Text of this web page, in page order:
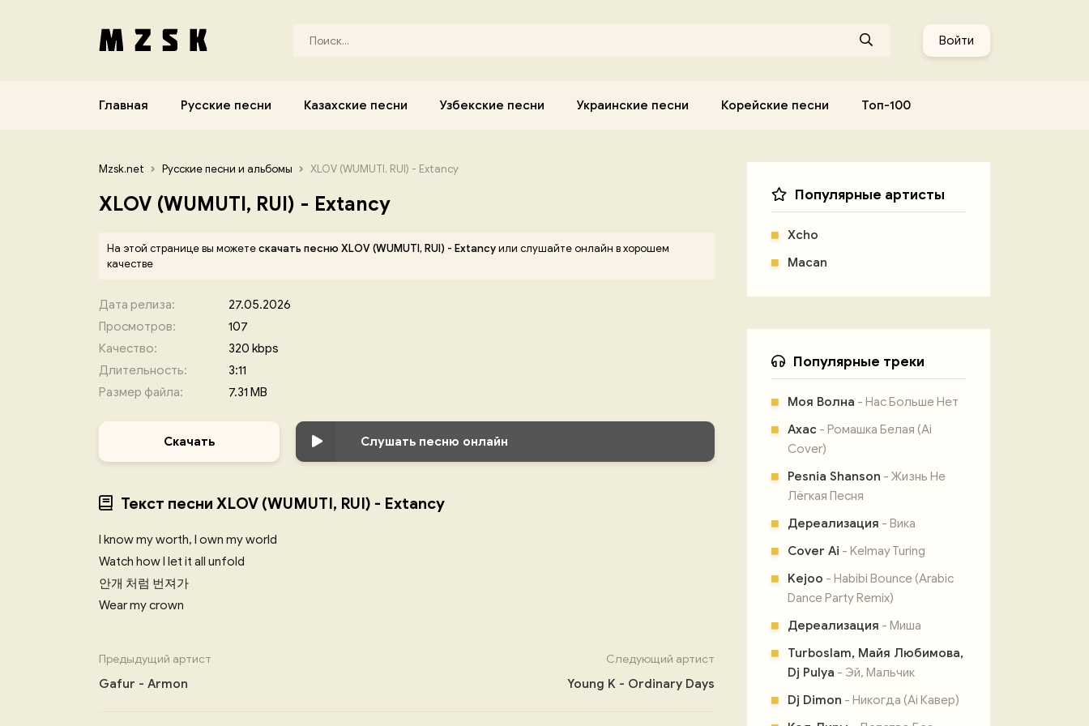
Войти
Главная Русские песни Казахские песни Узбекские песни Украинские песни Корейские песни Топ-100
Mzsk.net Русские песни и альбомы XLOV (WUMUTI, RUI) - Extancy
XLOV (WUMUTI, RUI) - Extancy
На этой странице вы можетескачать песню XLOV (WUMUTI, RUI) - Extancyили слушайте онлайн в хорошем
качестве
Дата релиза:
27.05.2026
Просмотров:
107
Качество:
320 kbps
Длительность:
3:11
Размер файла:
7.31 MB
Скачать Слушать песню онлайн
Текст песни XLOV (WUMUTI, RUI) - Extancy
I know my worth, I own my world
Watch how I let it all unfold
안개 처럼 번져가
Wear my crown
Предыдущий артист
Gafur - Armon
Следующий артист
Young K - Ordinary Days
Популярные артисты
Xcho
Macan
Популярные треки
Моя Волна - Нас Больше Нет
Ахас - Ромашка Белая (Ai
Cover)
Pesnia Shanson - Жизнь Не
Лёгкая Песня
Дереализация - Вика
Cover Ai - Kelmay Turing
Kejoo - Habibi Bounce (Arabic
Dance Party Remix)
Дереализация - Миша
Turboslam, Майя Любимова,
Dj Pulya - Эй, Мальчик
Dj Dimon - Никогда (Ai Кавер)